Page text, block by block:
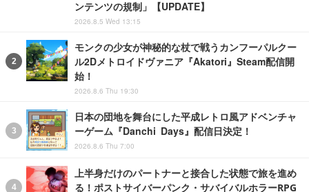
ンテンツの規制」【UPDATE】
2026.8.5 Wed 13:15
モンクの少女が神秘的な杖で戦うカンフーパルクー
ル2Dメトロイドヴァニア『Akatori』Steam配信開
始！
2026.8.6 Thu 19:30
日本の団地を舞台にした平成レトロ風アドベンチャ
ーゲーム『Danchi Days』配信日決定！
2026.8.6 Thu 7:00
上半身だけのパートナーと接合した状態で旅を進め
る！ポストサイバーパンク・サバイバルホラーRPG